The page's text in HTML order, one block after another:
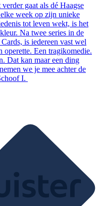
gaat als dé Haagse
week op zijn unieke
tot leven wekt, is het
Na twee series in de
is iedereen vast wel
operette. Een tragikomedie.
Dat kan maar een ding
we je mee achter de
I.